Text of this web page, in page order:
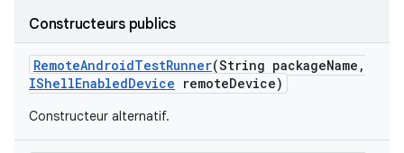
Constructeurs publics
RemoteAndroidTestRunner(String packageName ,
IShellEnabledDevice remoteDevice)
Constructeur alternatif.